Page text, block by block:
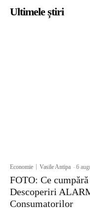
Ultimele știri
Economie Vasile Antipa -6
FOTO: Ce
Descoperiri
Consumatorilor